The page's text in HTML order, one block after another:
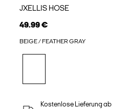
JXELLIS HOSE
49.99 €
BEIGE / FEATHER GRAY
Kostenlose Lieferung ab